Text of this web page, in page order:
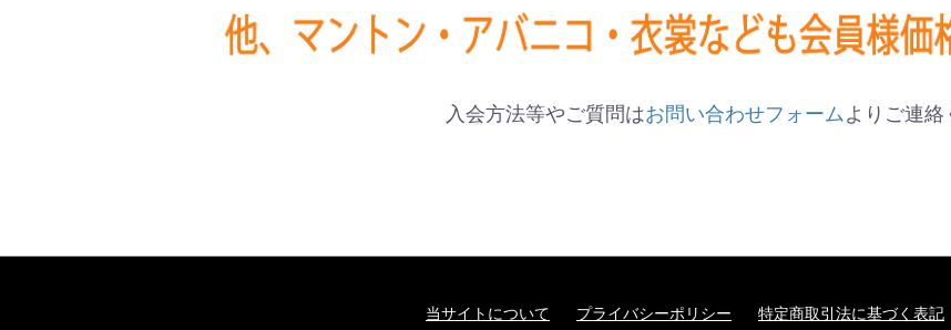
入会方法等やご質問はお問い合わせフォームよりご連絡
当サイトについて プライバシーポリシー 特定商取引法に基づく表記